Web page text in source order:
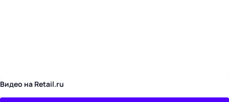
Видео на Retail.ru